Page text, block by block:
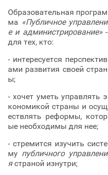
Образовательная програм
ма «Публичное управлени
е и администрирование»-
для тех, кто:
- интересуется перспектив
ами развития своей стран
ы;
- хочет уметь управлять э
кономикой страны и осущ
ествлять реформы, котор
ые необходимы для нее;
- стремится изучить систе
му публичного управлени
ястраной изнутри;